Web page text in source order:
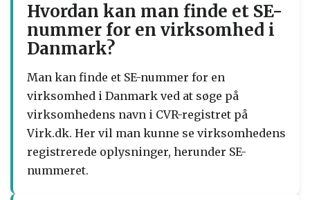
Hvordan kan man finde et SE-
nummer for en virksomhed i
Danmark?
Man kan finde et SE-nummer for en
virksomhed i Danmark ved at søge på
virksomhedens navn i CVR-registret på
Virk.dk. Her vil man kunne se virksomhedens
registrerede oplysninger, herunder SE-
nummeret.